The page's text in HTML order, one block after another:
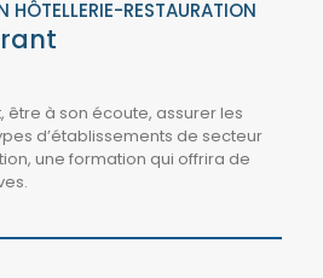
RESTAURATION
être à son écoute, assurer les
d’établissements de secteur
une formation qui offrira de